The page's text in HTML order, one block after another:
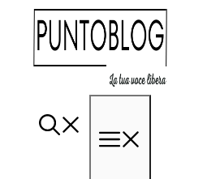
contenuto